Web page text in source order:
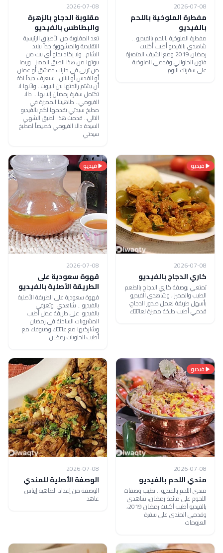
2026-07-08
مفطرة الملوخية باللحم
بالفيديو
مفطرة الملوخية باللحم بالفيديو ..
شاهدي بالفيديو أطيب أكلات
رمضان 2019 ومع الشيف المتميزة
فتون الحلواني وقدمي الملوخية
على سفرتك اليوم
2026-07-08
مقلوبة الدجاج بالزهرة
والبطاطس بالفيديو
تعد المقلوبة من الأطباق الرئيسية
التقليدية والمشهورة جداً ببلاد
الشام.. ولا يكاد يخلو أي بيت من
بيوتها من هذا الطبق المميز.. وربما
من تربى في حارات دمشق أو عمان
أو القدس أو لبنان.. سيعرف جيداً لذة
أن يشتم رائحتها بين البيوت.. ولأنها لا
تكتمل سفرة رمضان إلا بها... دالا
الفيومي.. طاهيتنا المميزة في
مطبخ سيدتي تقدمها لكم بالفيديو
التالي.. قدمت هذا الطبق الشهي
السيدة دالا الفيومي خصيصاً لمطبخ
سيدتي
فيديو
2026-07-08
كاري الدجاج بالفيديو
تمتعي بوصفة كاري الدجاج بالطعم
الطيب والمميز ، وشاهدي الفيديو
بأسهل طريقة لعمل صدور الدجاج،
قدمي أطيب طبخة مميزة لعائلتك
فيديو
2026-07-08
قهوة سعودية على
الطريقة الأصلية بالفيديو
قهوة سعودية على الطريقة الأصلية
بالفيديو .. شاهدي وتعرفي
بالفيديو على طريقة عمل أطيب
المشروبات الساخنة في رمضان
وشاركيها مع عائلتك وضيوفك مع
أطيب الحلويات رمضان
فيديو
2026-07-08
مندي اللحم بالفيديو
مندي اللحم بالفيديو .. تطيب وصفات
اللحوم على مائدة رمضان، شاهدي
بالفيديو أطيب أكلات رمضان 2019،
وقدمي المندي على سفرة
العزومات
2026-07-08
الوصفة الأصلية للمندي
الوصفة من إعداد الطاهية إيناس
عاهد